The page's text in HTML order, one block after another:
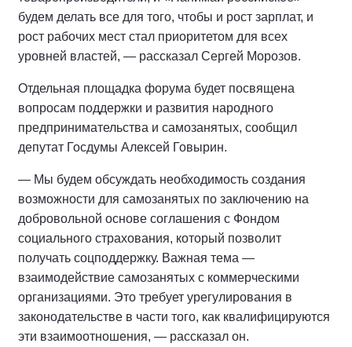
будем делать все для того, чтобы и рост зарплат, и
рост рабочих мест стал приоритетом для всех
уровней властей, — рассказал Сергей Морозов.
Отдельная площадка форума будет посвящена
вопросам поддержки и развития народного
предпринимательства и самозанятых, сообщил
депутат Госдумы Алексей Говырин.
— Мы будем обсуждать необходимость создания
возможности для самозанятых по заключению на
добровольной основе соглашения с Фондом
социального страхования, который позволит
получать соцподдержку. Важная тема —
взаимодействие самозанятых с коммерческими
организациями. Это требует урегулирования в
законодательстве в части того, как квалифицируются
эти взаимоотношения, — рассказал он.